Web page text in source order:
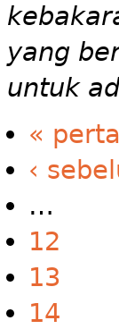
yang
untuk
«
‹
…
12
13
14